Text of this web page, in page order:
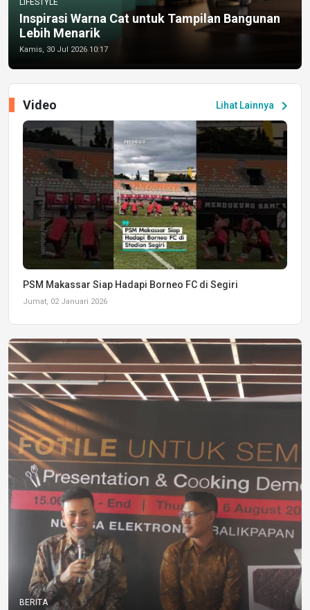
LIFESTYLE
Inspirasi Warna Cat untuk Tampilan Bangunan
Lebih Menarik
Kamis, 30 Jul 2026 10:17
Lihat Lainnya chevron_right
Video
PSM Makassar Siap Hadapi Borneo FC di Segiri
Jumat, 02 Januari 2026
BERITA